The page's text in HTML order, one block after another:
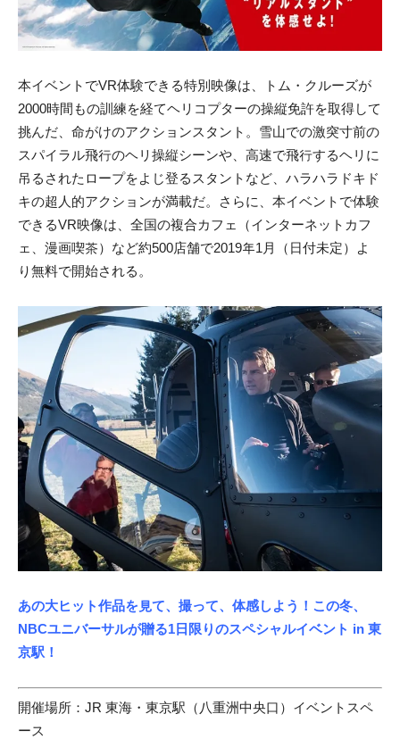
本イベントでVR体験できる特別映像は、トム・クルーズが
2000時間もの訓練を経てヘリコプターの操縦免許を取得して
挑んだ、命がけのアクションスタント。雪山での激突寸前の
スパイラル飛行のヘリ操縦シーンや、高速で飛行するヘリに
吊るされたロープをよじ登るスタントなど、ハラハラドキド
キの超人的アクションが満載だ。さらに、本イベントで体験
できるVR映像は、全国の複合カフェ（インターネットカフ
ェ、漫画喫茶）など約500店舗で2019年1月（日付未定）よ
り無料で開始される。
あの大ヒット作品を見て、撮って、体感しよう！この冬、
NBCユニバーサルが贈る1日限りのスペシャルイベント in 東
京駅！
開催場所：JR 東海・東京駅（八重洲中央口）イベントスペ
ース